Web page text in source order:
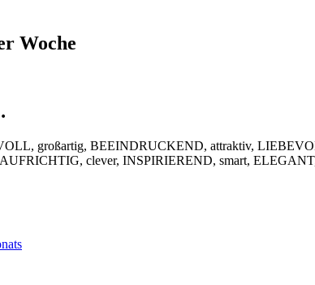
Woche
großartig, BEEINDRUCKEND, attraktiv,
clever, INSPIRIEREND, smart,